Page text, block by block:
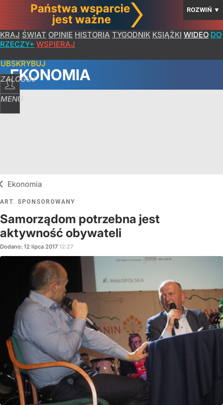
ROZWIŃ ▼
KRAJ ŚWIAT OPINIE HISTORIA TYGODNIK KSIĄŻKI WIDEO DO
RZECZY+ WSPIERAJ
ZALOGUJ
MENU
EKONOMIA
Ekonomia
ART. SPONSOROWANY
Samorządom potrzebna jest
aktywność obywateli
Dodano: 12 lipca 2017 12:27